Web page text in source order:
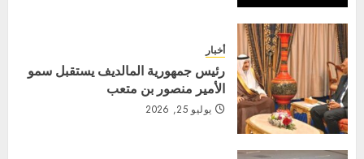
أخبار
رئيس جمهورية المالديف يستقبل سمو
الأمير منصور بن متعب
يوليو 25, 2026